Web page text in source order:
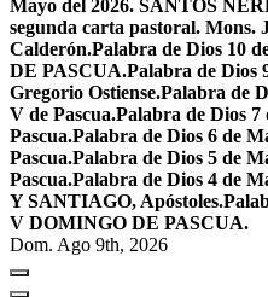
Mayo del 2026. SANTOS
segunda carta pastoral. Mons.
Calderón.Palabra de Dios 10
DE PASCUA.Palabra de Dios
Gregorio Ostiense.Palabra de
V de Pascua.Palabra de Dios 7
Pascua.Palabra de Dios 6 de
Pascua.Palabra de Dios 5 de
Pascua.Palabra de Dios 4 de
Y SANTIAGO, Apóstoles.
V DOMINGO DE PASCUA.
Dom. Ago 9th, 2026